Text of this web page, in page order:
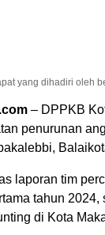
yang dihadiri oleh
– DPPKB
penurunan
laporan tim
tahun
di Kota